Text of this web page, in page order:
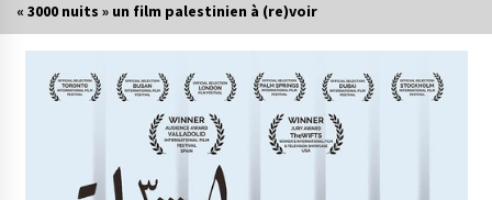
« 3000 nuits » un film palestinien à (re)voir